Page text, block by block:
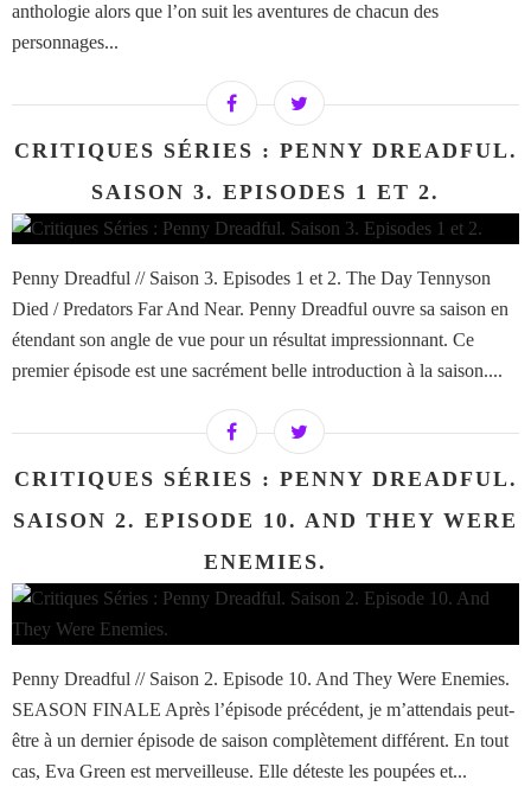
anthologie alors que l’on suit les aventures de chacun des
personnages...
CRITIQUES SÉRIES : PENNY DREADFUL.
SAISON 3. EPISODES 1 ET 2.
Penny Dreadful // Saison 3. Episodes 1 et 2. The Day Tennyson
Died / Predators Far And Near. Penny Dreadful ouvre sa saison en
étendant son angle de vue pour un résultat impressionnant. Ce
premier épisode est une sacrément belle introduction à la saison....
CRITIQUES SÉRIES : PENNY DREADFUL.
SAISON 2. EPISODE 10. AND THEY WERE
ENEMIES.
Penny Dreadful // Saison 2. Episode 10. And They Were Enemies.
SEASON FINALE Après l’épisode précédent, je m’attendais peut-
être à un dernier épisode de saison complètement différent. En tout
cas, Eva Green est merveilleuse. Elle déteste les poupées et...